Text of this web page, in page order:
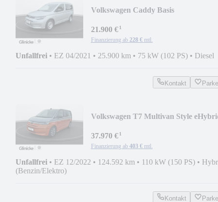
Volkswagen Caddy Basis
21.900 €¹
Finanzierung ab 228 € mtl.
Unfallfrei • EZ 04/2021 • 25.900 km • 75 kW (102 PS) • Diesel
Kontakt
Volkswagen T7 Multivan Style
37.970 €¹
Finanzierung ab 403 € mtl.
Unfallfrei • EZ 12/2022 • 124.592 km • 110 kW (150 PS) •
(Benzin/Elektro)
Kontakt